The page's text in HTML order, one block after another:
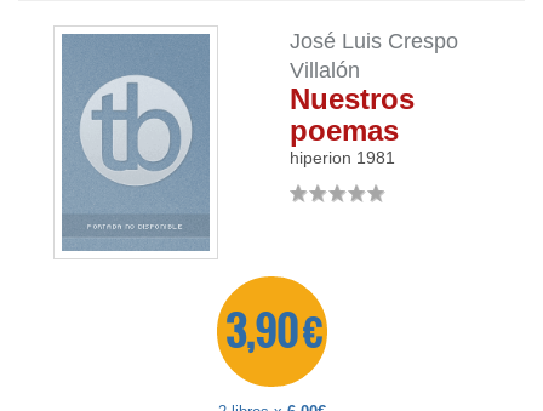
José Luis Crespo
Villalón
Nuestros
poemas
hiperion 1981
3,90 €